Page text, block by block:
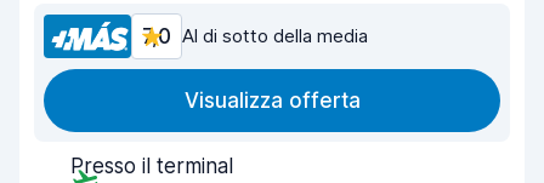
7,0 Al di sotto della media
Visualizza offerta
Presso il terminal